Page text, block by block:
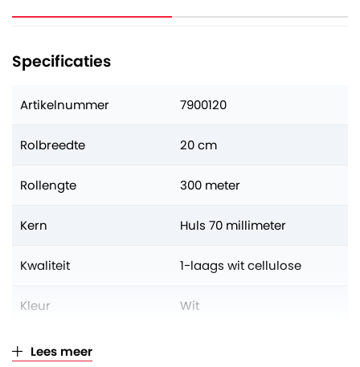
Specificaties
Artikelnummer 7900120
Rolbreedte 20 cm
Rollengte 300 meter
Kern Huls 70 millimeter
Kwaliteit 1-laags wit cellulose
Kleur Wit
Aantal op volle pallet
Lees meer